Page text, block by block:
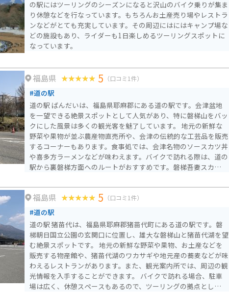
の駅にはツーリングのシーズンになると沢山のバイク乗りが集ま
り休憩などを行なっています。もちろんお土産売り場やレストラ
ンなどがとても充実しています。その周辺にはにはキャンプ場な
どの施設もあり、ライダーも1日楽しめるツーリングスポットに
なっています。
福島県 5 （口コミ1件）
#道の駅
道の駅 ばんだいは、福島県耶麻郡にある道の駅です。会津盆地
を一望できる絶景スポットとして人気があり、特に磐梯山をバッ
クにした風景は多くの観光客を魅了しています。 地元の新鮮な
野菜や果物が並ぶ農産物直売所や、会津の伝統的な工芸品を販売
するコーナーもあります。食事処では、会津名物のソースカツ丼
や喜多方ラーメンなどが味わえます。バイクで訪れる際は、道の
駅から裏磐梯方面へのルートがおすすめです。磐梯吾妻スカイラ
ドが続きます。ただし、山岳地帯のため天候が変わりやすいので
注意が必要です。 周辺には、猪苗代湖や五色沼など、自然豊か
な観光スポットも点在しています。
福島県 5 （口コミ1件）
#道の駅
道の駅 猪苗代は、福島県耶麻郡猪苗代町にある道の駅です。磐
梯朝日国立公園の玄関口に位置し、雄大な磐梯山と猪苗代湖を望
む絶景スポットです。 地元の新鮮な野菜や果物、お土産などを
販売する物産館や、猪苗代湖のワカサギや地元産の蕎麦などが味
わえるレストランがあります。また、観光案内所では、周辺の観
光情報を入手することができます。 バイクで訪れる場合、駐車
場は広く、休憩スペースもあるので、ツーリングの拠点としても